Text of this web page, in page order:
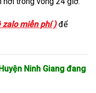
zalo miễn phí ) để
Ninh Giang đang